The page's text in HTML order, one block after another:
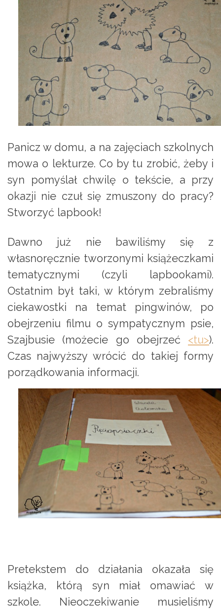
Panicz w domu, a na zajęciach szkolnych
mowa o lekturze. Co by tu zrobić, żeby i
syn pomyślał chwilę o tekście, a przy
okazji nie czuł się zmuszony do pracy?
Stworzyć lapbook!
Dawno już nie bawiliśmy się z
własnoręcznie tworzonymi książeczkami
tematycznymi (czyli lapbookami).
Ostatnim był taki, w którym zebraliśmy
ciekawostki na temat pingwinów, po
obejrzeniu filmu o sympatycznym psie,
Szajbusie (możecie go obejrzeć <tu>).
Czas najwyższy wrócić do takiej formy
porządkowania informacji.
Pretekstem do działania okazała się
książka, którą syn miał omawiać w
szkole. Nieoczekiwanie musieliśmy